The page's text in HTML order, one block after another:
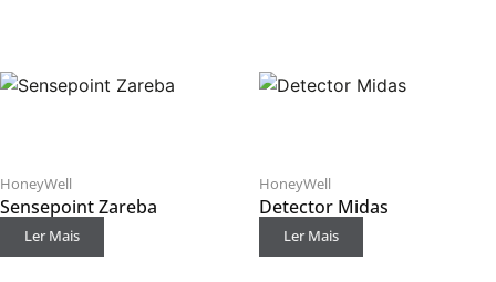
HoneyWell
Sensepoint Zareba
Ler Mais
HoneyWell
Detector Midas
Ler Mais